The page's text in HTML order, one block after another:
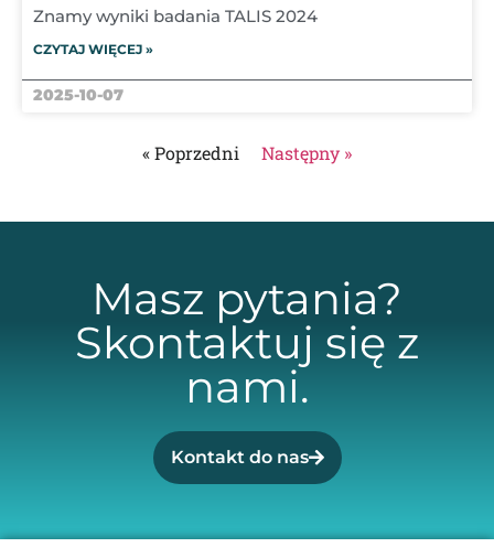
Znamy wyniki badania TALIS 2024
CZYTAJ WIĘCEJ »
2025-10-07
« Poprzedni Następny »
Masz pytania?
Skontaktuj się z
nami.
Kontakt do nas